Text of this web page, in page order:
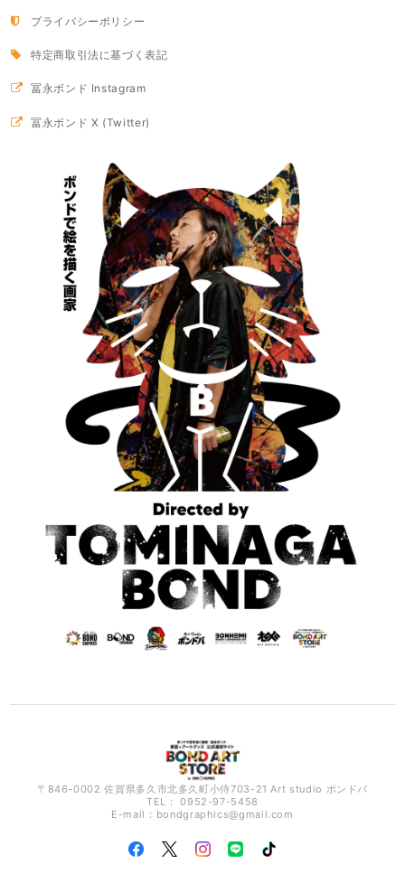
プライバシーポリシー
特定商取引法に基づく表記
冨永ボンド Instagram
冨永ボンド X (Twitter)
〒846-0002 佐賀県多久市北多久町小侍703-21 Art studio ボンドバ
TEL： 0952-97-5458
E-mail： bondgraphics@gmail.com